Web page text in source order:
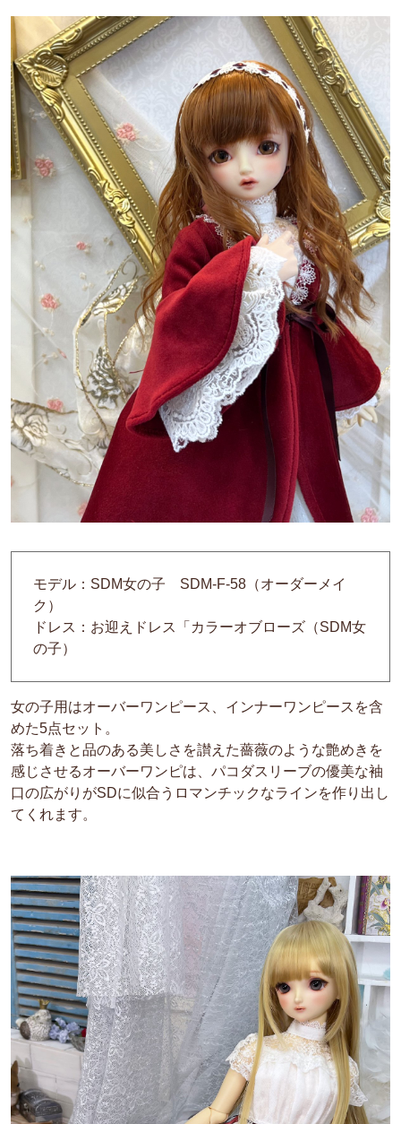
モデル：SDM女の子 SDM-F-58（オーダーメイ
ク）
ドレス：お迎えドレス「カラーオブローズ（SDM女
の子）
女の子用はオーバーワンピース、インナーワンピースを含
めた5点セット。
落ち着きと品のある美しさを讃えた薔薇のような艶めきを
感じさせるオーバーワンピは、パコダスリーブの優美な袖
口の広がりがSDに似合うロマンチックなラインを作り出し
てくれます。